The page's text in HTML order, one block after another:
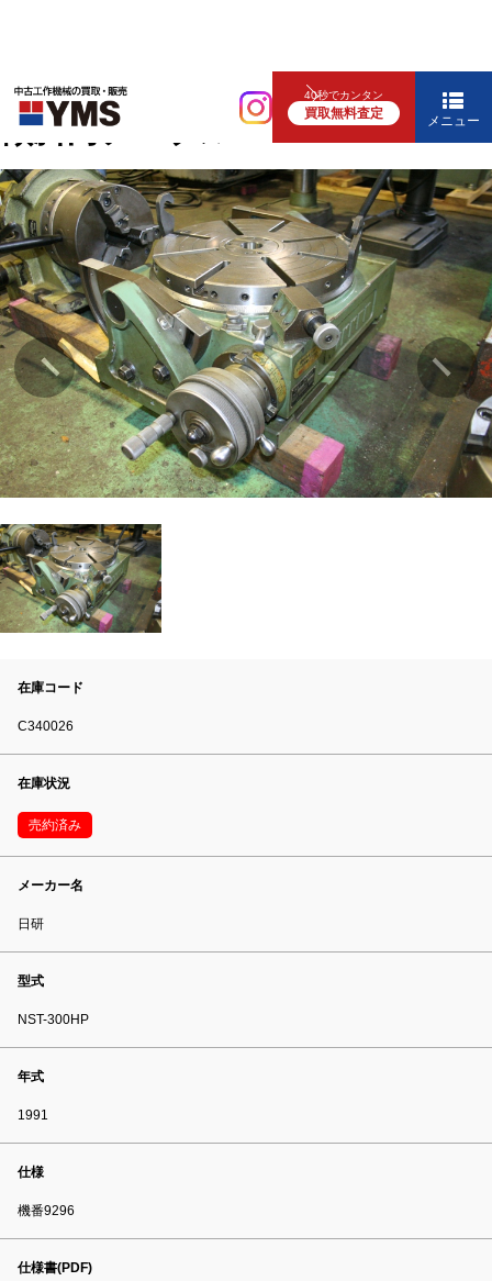
40秒でカンタン
買取無料査定 メニュー
各種テーブル
傾斜円テーブル
在庫コード
C340026
在庫状況
売約済み
メーカー名
日研
型式
NST-300HP
年式
1991
仕様
機番9296
仕様書(PDF)